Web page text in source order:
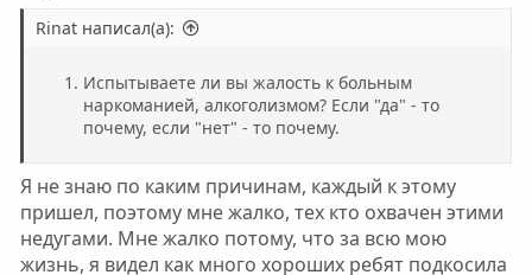
Rinat написал(а):
Испытываете ли вы жалость к больным
наркоманией, алкоголизмом? Если "да" - то
почему, если "нет" - то почему.
Я не знаю по каким причинам, каждый к этому
пришел, поэтому мне жалко, тех кто охвачен этими
недугами. Мне жалко потому, что за всю мою
жизнь, я видел как много хороших ребят подкосила